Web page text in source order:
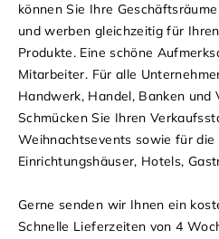
können Sie Ihre
und werben gleichzeitig für
Produkte. Eine schöne
Mitarbeiter. Für alle
Handwerk, Handel, Banken und
Schmücken Sie Ihren
Weihnachtsevents sowie für die
Einrichtungshäuser, Hotels,
Gerne senden wir Ihnen ein
Schnelle Lieferzeiten von 4